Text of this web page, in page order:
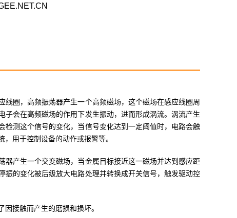
圈，高频振荡器产生一个高频磁场，这个磁场在感应线圈周
会在高频磁场的作用下发生振动，进而形成涡流。涡流产生
测这个信号的变化，当信号变化达到一定阈值时，电路会触
用于控制设备的动作或报警等。
产生一个交变磁场，当金属目标接近这一磁场并达到感应距
的变化被后级放大电路处理并转换成开关信号，触发驱动控
接触而产生的磨损和损坏。